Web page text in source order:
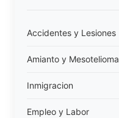
Accidentes y Lesiones
Amianto y Mesotelioma
Inmigracion
Empleo y Labor